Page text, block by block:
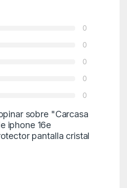
0
0
0
0
0
sobre "Carcasa
iphone 16e
pantalla cristal